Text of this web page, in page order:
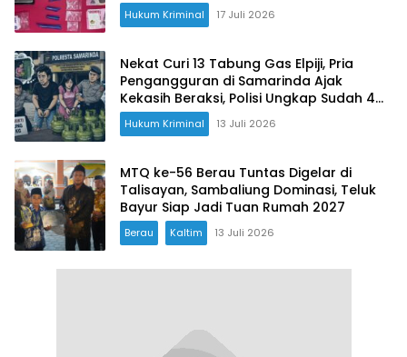
Hukum Kriminal 17 Juli 2026
Nekat Curi 13 Tabung Gas Elpiji, Pria
Pengangguran di Samarinda Ajak
Kekasih Beraksi, Polisi Ungkap Sudah 4
Kali Mencuri
Hukum Kriminal 13 Juli 2026
MTQ ke-56 Berau Tuntas Digelar di
Talisayan, Sambaliung Dominasi, Teluk
Bayur Siap Jadi Tuan Rumah 2027
Berau Kaltim 13 Juli 2026